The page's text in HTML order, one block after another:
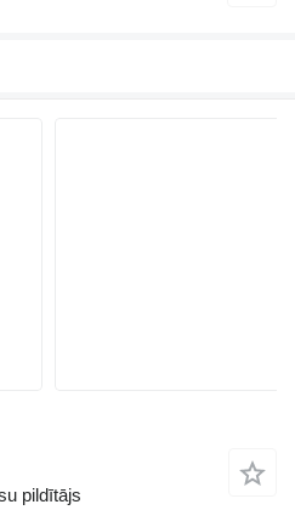
pildītājs